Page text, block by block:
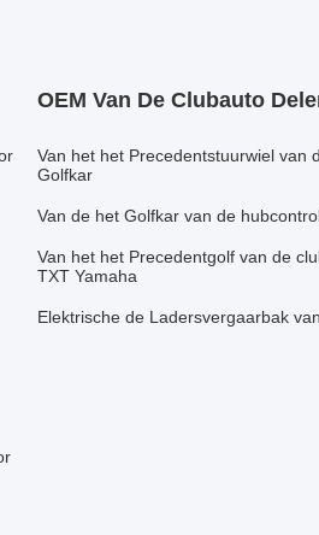
OEM Van De Clubauto
Van het het Precedentstuurwiel van
Golfkar
Van de het Golfkar van de
Van het het Precedentgolf van de
TXT Yamaha
Elektrische de Ladersvergaarbak